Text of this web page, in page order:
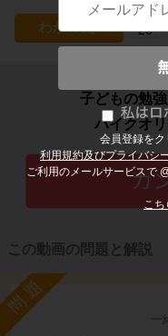
会員登録をク
利用規約及びプライバシ
ご利用のメールサービスで
こち
26
子どもの勉
ハイクオ
この動画の問題と解説
問題